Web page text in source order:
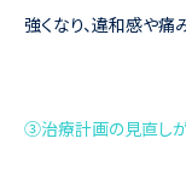
強くなり、違和感や痛
③治療計画の見直し